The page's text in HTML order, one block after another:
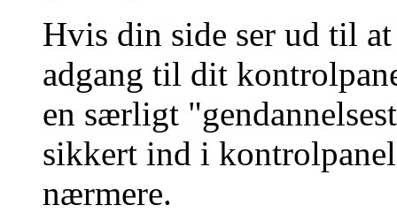
Hvis din side ser ud til
adgang til dit
en særligt
sikkert ind i
nærmere.